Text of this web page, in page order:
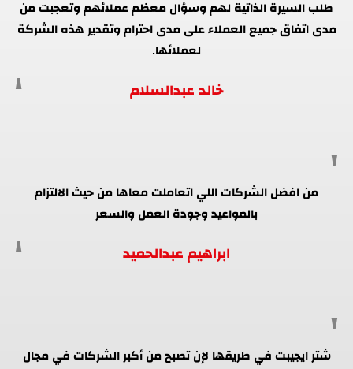
طلب السيرة الذاتية لهم وسؤال معظم عملائهم وتعجبت من
مدى اتفاق جميع العملاء على مدى احترام وتقدير هذه الشركة
لعملائها.
خالد عبدالسلام
من افضل الشركات اللي اتعاملت معاها من حيث الالتزام
بالمواعيد وجودة العمل والسعر
ابراهيم عبدالحميد
شتر ايجيبت في طريقها لإن تصبح من أكبر الشركات في مجال